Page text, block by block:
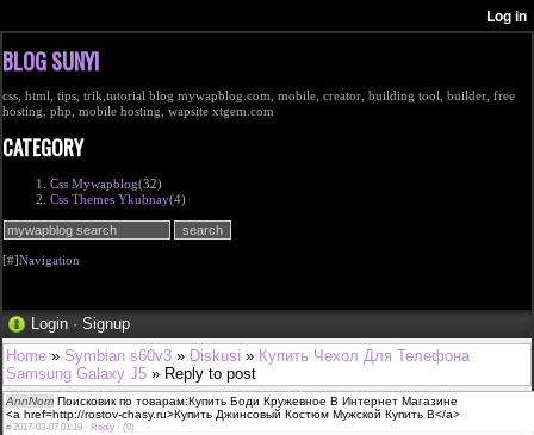
BLOG SUNYI
css, html, tips, trik,tutorial blog mywapblog.com, mobile, creator, building tool, builder, free
hosting, php, mobile hosting, wapsite xtgem.com
CATEGORY
Css Mywapblog(32)
Css Themes Ykubnay(4)
[#]Navigation
Login · Signup
Home » Symbian s60v3 » Diskusi » Купить Чехол Для Телефона
Samsung Galaxy J5 » Reply to post
AnnNom Поисковик по товарам:Купить Боди Кружевное В Интернет Магазине
<a href=http://rostov-chasy.ru>Купить Джинсовый Костюм Мужской Купить В</a>
#2017-03-07 01:19 · Reply · (0)